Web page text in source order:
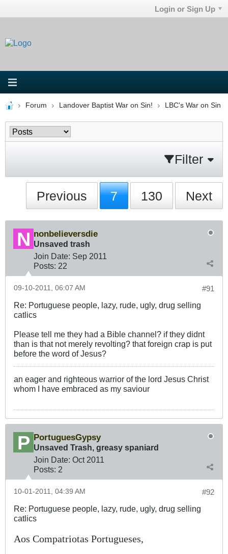
Login or Sign Up
Forum Landover Baptist War on Sin! LBC's War on Sin
Filter
Previous 7 130 Next
nonbelieversdie
Unsaved trash
Join Date: Sep 2011
Posts: 22
#91
09-10-2011, 06:07 AM
Re: Portuguese people, lazy, rude, ugly, drug selling
catlics
Please tell me they had a Bible channel? if they didnt
than is that not merely revolting? that foreign crap is put
before the word of Jesus?
an eager and righteous warrior of the lord Jesus Christ
whom I have embraced as my saviour
PortuguesGypsy
Unsaved Trash, greasy spaniard
Join Date: Oct 2011
Posts: 2
#92
10-01-2011, 04:39 AM
Re: Portuguese people, lazy, rude, ugly, drug selling
catlics
Aos Compatriotas Portugueses,